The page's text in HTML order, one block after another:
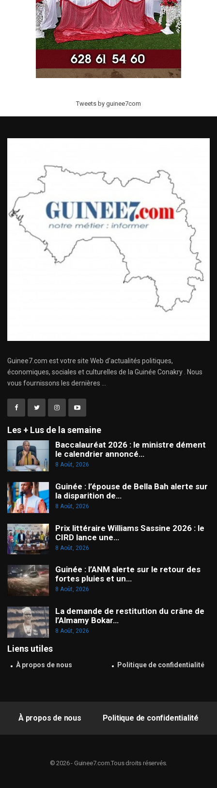
Tweets by guinee7com
Guinee7.com est votre site Web d'actualités politiques,
économiques, sociales et culturelles de la Guinée Conakry . Nous
vous fournissons les dernières ...
Les + Lus de la semaine
Baccalauréat 2026 : le ministre dément
le calendrier annoncé…
8 Août, 2026
Guinée : l’épouse de Bella Bah alerte sur
la disparition de…
8 Août, 2026
Prix littéraire Williams Sassine 2026 : le
CIRD lance une…
8 Août, 2026
Guinée : l’ANM alerte sur le retour des
fortes pluies et un…
8 Août, 2026
La demande de restitution du crâne de
l’Almamy Bokar…
8 Août, 2026
Liens utiles
À propos de nous Politique de confidentialité
À propos de nous Politique de confidentialité
© 2026 - Guinee7.com.Tous droits réservés.